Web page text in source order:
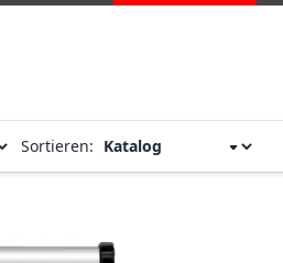
Sortieren: